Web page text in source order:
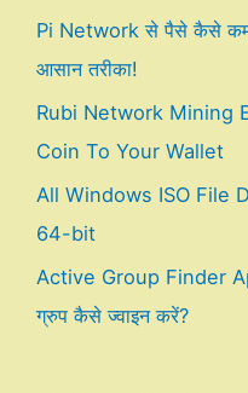
Pi Network से पैसे कैसे
आसान तरीका!
Rubi Network Mining
Coin To Your Wallet
All Windows ISO File
64-bit
Active Group Finder
ग्रुप कैसे ज्वाइन करें?